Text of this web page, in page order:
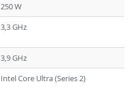
250 W
3,3 GHz
3,9 GHz
Intel Core Ultra (Series 2)